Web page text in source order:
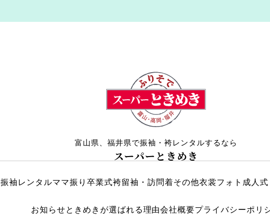
富山県、福井県で振袖・袴レンタルするなら
スーパーときめき
振袖レンタルママ振り卒業式袴留袖・訪問着その他衣裳フォト成人
お知らせときめきが選ばれる理由会社概要プライバシーポリ